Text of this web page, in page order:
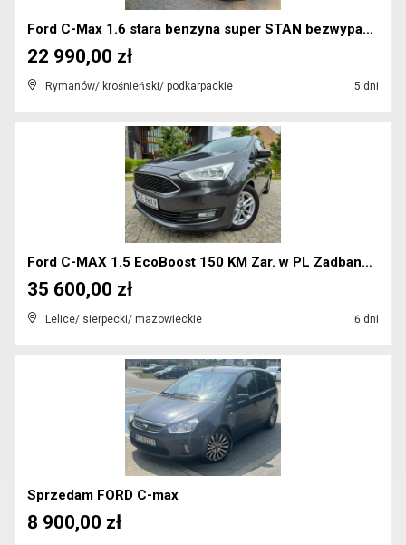
Ford C-Max 1.6 stara benzyna super STAN bezwypadko...
Rymanów/ krośnieński/ podkarpackie 5 dni
22 990,00 zł
Ford C-MAX 1.5 EcoBoost 150 KM Zar. w PL Zadbany 2...
Lelice/ sierpecki/ mazowieckie 6 dni
35 600,00 zł
Sprzedam FORD C-max
8 900,00 zł